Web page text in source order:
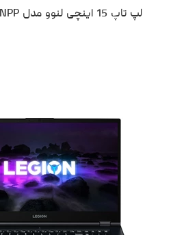
لپ تاپ 15 اینچی لنوو مدل V145 81MT0034IH -NPP